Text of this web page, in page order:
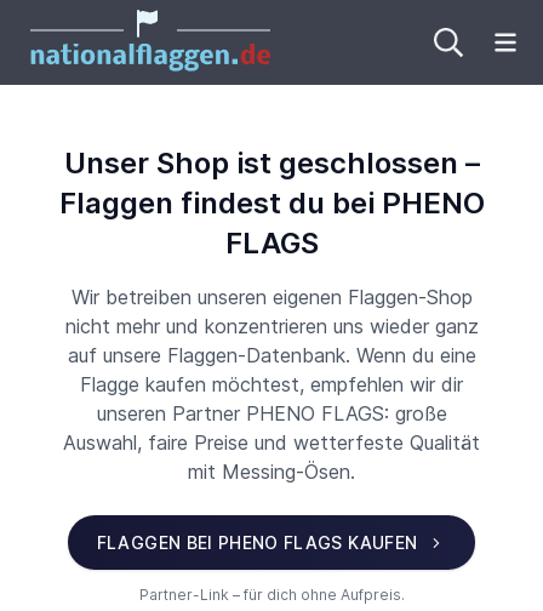
Unser Shop ist geschlossen –
Flaggen findest du bei PHENO
FLAGS
Wir betreiben unseren eigenen Flaggen-Shop
nicht mehr und konzentrieren uns wieder ganz
auf unsere Flaggen-Datenbank. Wenn du eine
Flagge kaufen möchtest, empfehlen wir dir
unseren Partner PHENO FLAGS: große
Auswahl, faire Preise und wetterfeste Qualität
mit Messing-Ösen.
FLAGGEN BEI PHENO FLAGS KAUFEN
Partner-Link – für dich ohne Aufpreis.